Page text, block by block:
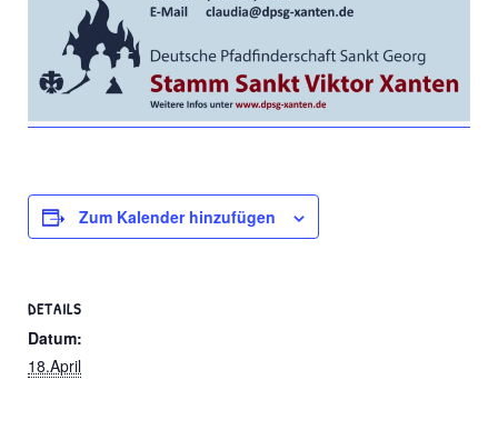
Zum Kalender hinzufügen
DETAILS
Datum:
18.April